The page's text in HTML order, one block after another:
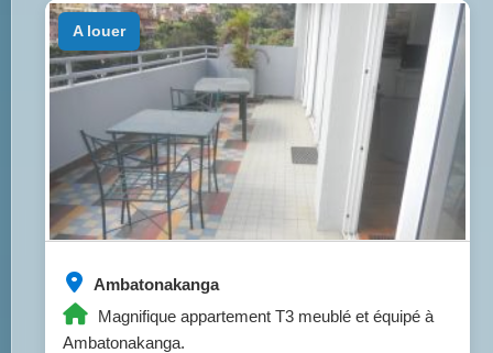
Ambatonakanga
Magnifique appartement T3 meublé et équipé à
Ambatonakanga.
a louer